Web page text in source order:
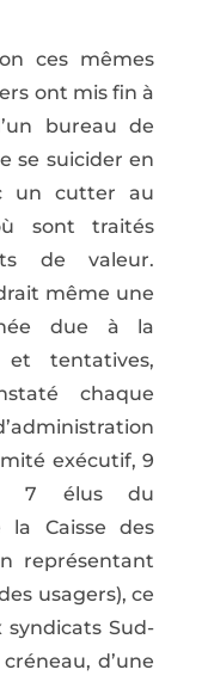
ces mêmes
ont mis fin à
bureau de
se suicider en
un cutter au
sont traités
de valeur.
même une
due à la
et tentatives,
chaque
exécutif, 9
7 élus du
la Caisse des
représentant
usagers), ce
syndicats Sud-
d’une